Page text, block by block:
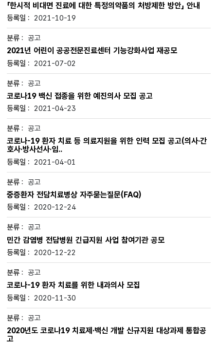
「한시적 비대면 진료에 대한 특정의약품의 처방제한 방안」 안내
2021-10-19
공고
2021년 어린이 공공전문진료센터 기능강화사업 재공모
2021-07-02
공고
코로나19 백신 접종을 위한 예진의사 모집 공고
2021-04-23
공고
코로나-19 환자 치료 등 의료지원을 위한 인력 모집 공고(의사·간
호사·방사선사·임..
2021-04-01
공고
중증환자 전담치료병상 자주묻는질문(FAQ)
2020-12-24
공고
민간 감염병 전담병원 긴급지원 사업 참여기관 공모
2020-12-22
공고
코로나-19 환자 치료를 위한 내과의사 모집
2020-11-30
공고
2020년도 코로나19 치료제·백신 개발 신규지원 대상과제 통합공
고